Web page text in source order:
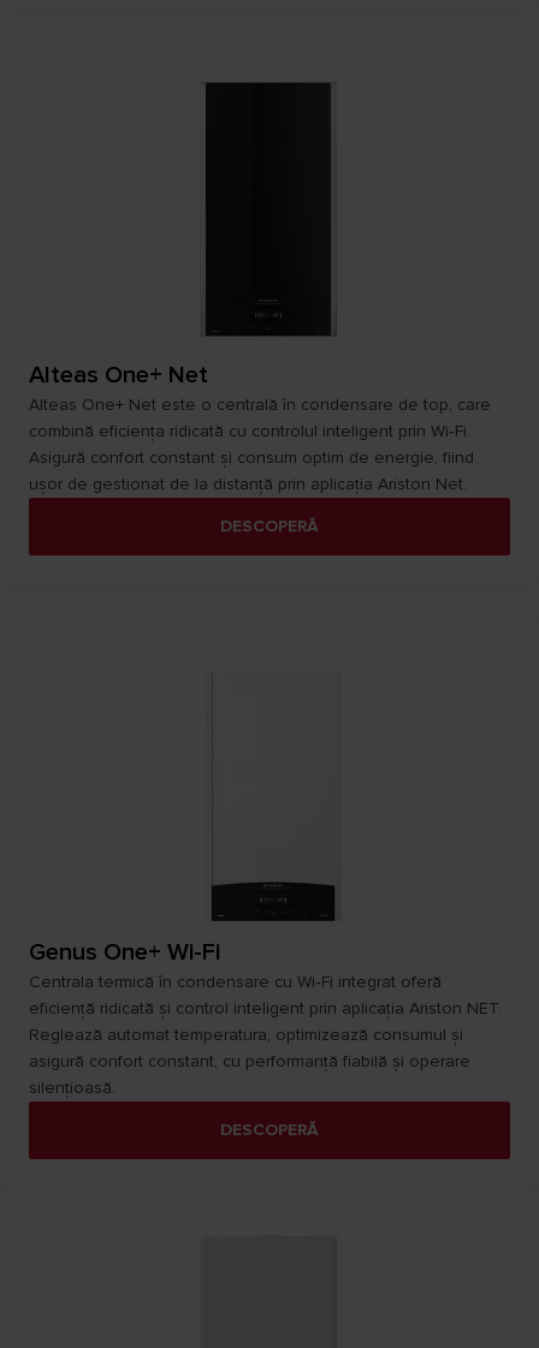
Alteas One+ Net
Alteas One+ Net este o centrală în condensare de top, care
combină eficiența ridicată cu controlul inteligent prin Wi‑Fi.
Asigură confort constant și consum optim de energie, fiind
ușor de gestionat de la distanță prin aplicația Ariston Net.
DESCOPERĂ
Genus One+ Wi-Fi
Centrala termică în condensare cu Wi‑Fi integrat oferă
eficiență ridicată și control inteligent prin aplicația Ariston NET.
Reglează automat temperatura, optimizează consumul și
asigură confort constant, cu performanță fiabilă și operare
silențioasă.
DESCOPERĂ